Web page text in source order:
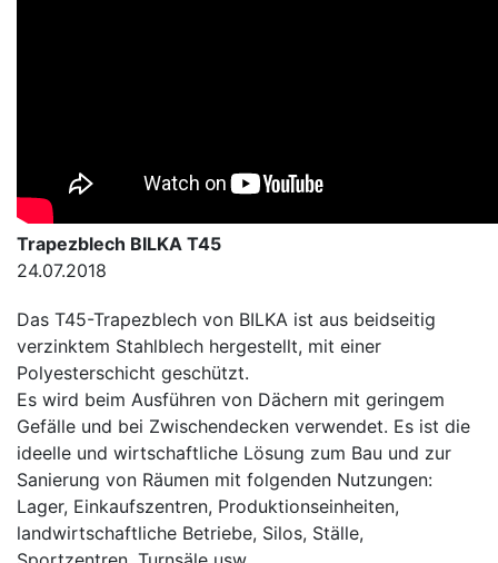
Trapezblech BILKA T45
24.07.2018
Das T45-Trapezblech von BILKA ist aus beidseitig
verzinktem Stahlblech hergestellt, mit einer
Polyesterschicht geschützt.
Es wird beim Ausführen von Dächern mit geringem
Gefälle und bei Zwischendecken verwendet. Es ist die
ideelle und wirtschaftliche Lösung zum Bau und zur
Sanierung von Räumen mit folgenden Nutzungen:
Lager, Einkaufszentren, Produktionseinheiten,
landwirtschaftliche Betriebe, Silos, Ställe,